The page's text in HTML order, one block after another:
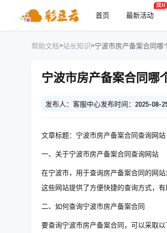
首页 最新活动
双11
帮助文档>站长知识>宁波市房产备案合同哪
宁波市房产备案合同哪
发布人：客服中心发布时间：2025-08-
文章标题：宁波市房产备案合同查询网站
一、关于宁波市房产备案合同查询网站
在宁波市，用于查询房产备案合同的网
这些网站提供了方便快捷的查询方式，
二、如何查询宁波市房产备案合同
要查询宁波市房产备案合同，可以采取以